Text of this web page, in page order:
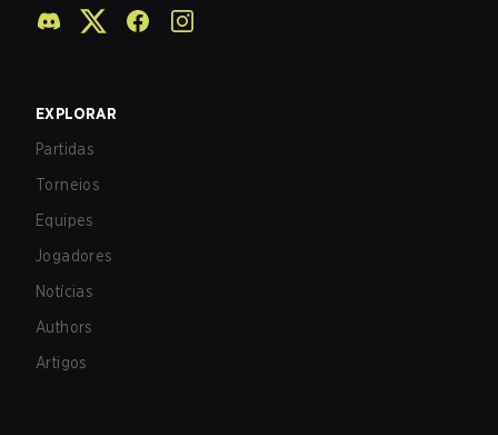
EXPLORAR
Partidas
Torneios
Equipes
Jogadores
Notícias
Authors
Artigos